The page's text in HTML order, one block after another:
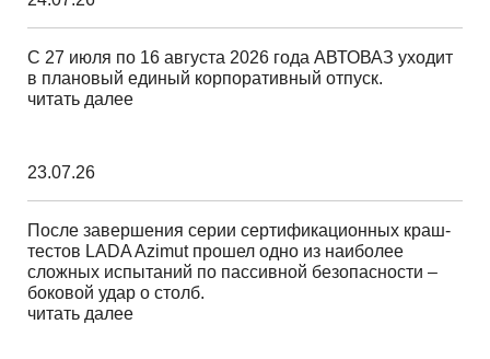
С 27 июля по 16 августа 2026 года АВТОВАЗ уходит
в плановый единый корпоративный отпуск.
читать далее
23.07.26
После завершения серии сертификационных краш-
тестов LADA Azimut прошел одно из наиболее
сложных испытаний по пассивной безопасности –
боковой удар о столб.
читать далее